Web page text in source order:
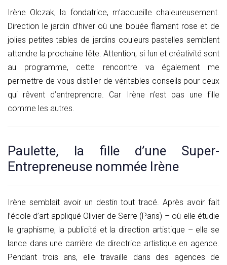
Irène Olczak, la fondatrice, m’accueille chaleureusement.
Direction le jardin d’hiver où une bouée flamant rose et de
jolies petites tables de jardins couleurs pastelles semblent
attendre la prochaine fête. Attention, si fun et créativité sont
au programme, cette rencontre va également me
permettre de vous distiller de véritables conseils pour ceux
qui rêvent d’entreprendre. Car Irène n’est pas une fille
comme les autres.
Paulette, la fille d’une Super-
Entrepreneuse nommée Irène
Irène semblait avoir un destin tout tracé. Après avoir fait
l’école d’art appliqué Olivier de Serre (Paris) – où elle étudie
le graphisme, la publicité et la direction artistique – elle se
lance dans une carrière de directrice artistique en agence.
Pendant trois ans, elle travaille dans des agences de